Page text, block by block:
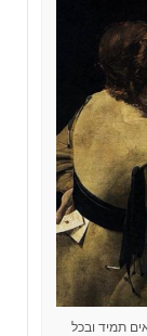
תמיד ובכל